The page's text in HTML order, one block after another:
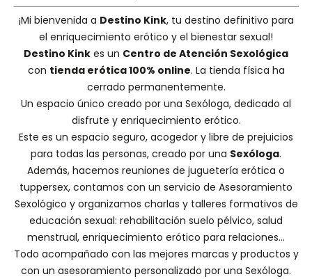
¡Mi bienvenida a Destino Kink, tu destino definitivo para
el enriquecimiento erótico y el bienestar sexual!
Destino Kink es un Centro de Atención Sexológica
con tienda erótica 100% online. La tienda física ha
cerrado permanentemente.
Un espacio único creado por una Sexóloga, dedicado al
disfrute y enriquecimiento erótico.
Este es un espacio seguro, acogedor y libre de prejuicios
para todas las personas, creado por una Sexóloga.
Además, hacemos reuniones de juguetería erótica o
tuppersex, contamos con un servicio de Asesoramiento
Sexológico y organizamos charlas y talleres formativos de
educación sexual: rehabilitación suelo pélvico, salud
menstrual, enriquecimiento erótico para relaciones...
Todo acompañado con las mejores marcas y productos y
con un asesoramiento personalizado por una Sexóloga.